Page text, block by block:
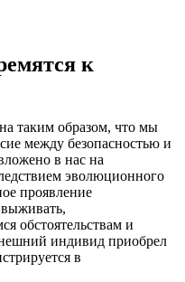
к
таким образом, что мы
между безопасностью и
в нас на
эволюционного
проявление
обстоятельствам и
индивид приобрел
в